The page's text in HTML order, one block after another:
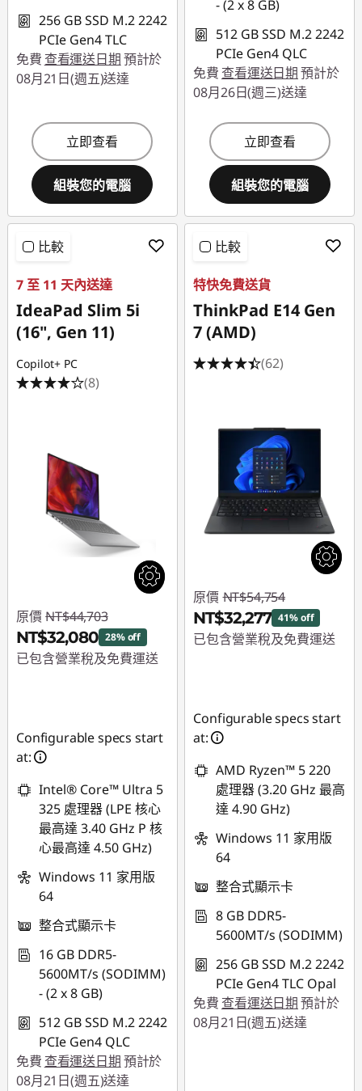
256 GB SSD M.2 2242
PCIe Gen4 TLC
免費 查看運送日期預計於
08月21日(週五)送達
立即查看
組裝您的電腦
- (2 x 8 GB)
512 GB SSD M.2 2242
PCIe Gen4 QLC
免費 查看運送日期預計於
08月26日(週三)送達
立即查看
組裝您的電腦
比較
7 至 11 天內送達
IdeaPad Slim 5i
(16", Gen 11)
Copilot+ PC
(8)
原價 NT$44,703
NT$32,080 28% off
已包含營業稅及免費運送
Configurable specs start
at:
Intel® Core™ Ultra 5
325 處理器 (LPE 核心
最高達 3.40 GHz P 核
心最高達 4.50 GHz)
Windows 11 家用版
64
整合式顯示卡
16 GB DDR5-
5600MT/s (SODIMM)
- (2 x 8 GB)
512 GB SSD M.2 2242
PCIe Gen4 QLC
免費 查看運送日期預計於
08月21日(週五)送達
比較
特快免費送貨
ThinkPad E14 Gen
7 (AMD)
(62)
原價 NT$54,754
NT$32,277 41% off
已包含營業稅及免費運送
Configurable specs start
at:
AMD Ryzen™ 5 220
處理器 (3.20 GHz 最高
達 4.90 GHz)
Windows 11 家用版
64
整合式顯示卡
8 GB DDR5-
5600MT/s (SODIMM)
256 GB SSD M.2 2242
PCIe Gen4 TLC Opal
免費 查看運送日期預計於
08月21日(週五)送達